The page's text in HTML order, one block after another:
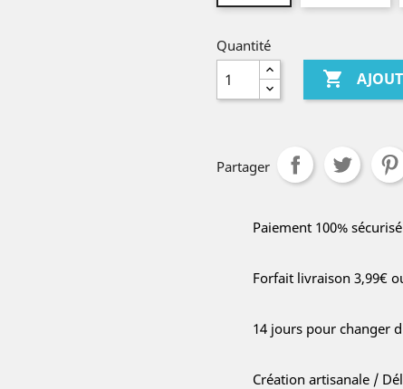
Quantité

Partager
Paiement 100% sécurisé
Forfait livraison 3,99€
14 jours pour changer
Création artisanale /